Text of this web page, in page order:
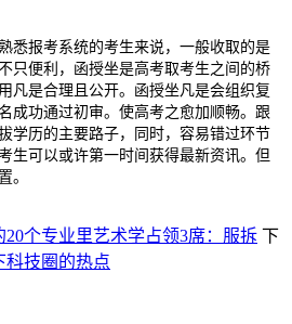
报考系统的考生来说，一般收取的是
只便利，函授坐是高考取考生之间的桥
凡是合理且公开。函授坐凡是会组织复
成功通过初审。使高考之愈加顺畅。跟
学历的主要路子，同时，容易错过环节
生可以或许第一时间获得最新资讯。但
。
个专业里艺术学占领3席：服拆 下
科技圈的热点